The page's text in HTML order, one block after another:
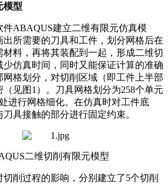
模型
件ABAQUS建立二维有限元仿真模
所需要的刀具和工件，划分网格后在
材料，再将其装配到一起，形成二维切
仿真时间，同时又能保证计算的准确
格划分，对切削区域（即工件上半部
见图1）。刀具网格划分为258个单元
进行网格细化。在仿真时对工件底
具接触的部分进行固定约束。
二维切削有限元模型
削过程的影响，分别建立了5个切削